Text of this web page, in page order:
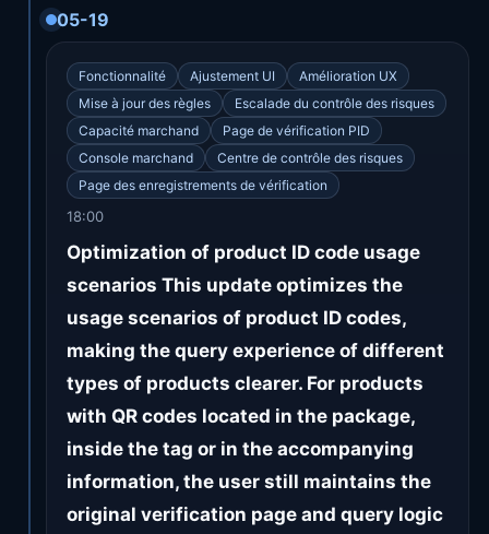
05-19
Fonctionnalité Ajustement UI
Amélioration UX
Mise à jour des règles
Escalade du contrôle des risques
Capacité marchand
Page de vérification PID
Console marchand
Centre de contrôle des risques
Page des enregistrements de vérification
18:00
Optimization of product ID code usage
scenarios This update optimizes the
usage scenarios of product ID codes,
making the query experience of different
types of products clearer. For products
with QR codes located in the package,
inside the tag or in the accompanying
information, the user still maintains the
original verification page and query logic